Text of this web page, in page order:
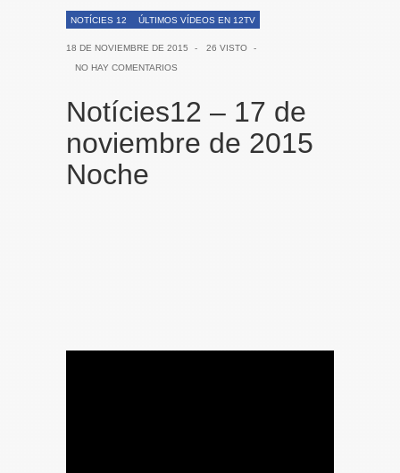
NOTÍCIES 12 ÚLTIMOS VÍDEOS EN 12TV
18 DE NOVIEMBRE DE 2015 - 26 VISTO
-
NO HAY COMENTARIOS
Notícies12 – 17 de
noviembre de 2015
Noche